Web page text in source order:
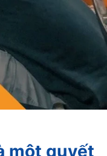
một quyết